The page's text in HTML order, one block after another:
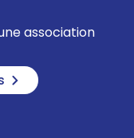
association